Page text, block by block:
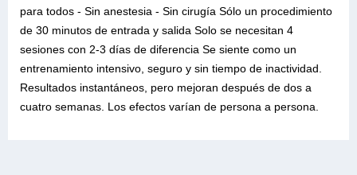
para todos - Sin anestesia - Sin cirugía Sólo un procedimiento
de 30 minutos de entrada y salida Solo se necesitan 4
sesiones con 2-3 días de diferencia Se siente como un
entrenamiento intensivo, seguro y sin tiempo de inactividad.
Resultados instantáneos, pero mejoran después de dos a
cuatro semanas. Los efectos varían de persona a persona.